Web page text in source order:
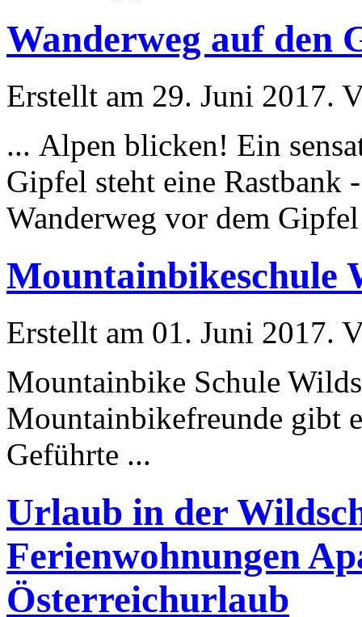
Wanderweg auf den
Erstellt am 29. Juni 2017.
... Alpen blicken! Ein
Gipfel steht eine
Wanderweg vor dem
Mountainbikeschule
Erstellt am 01. Juni 2017.
Mountainbike Schule
Mountainbikefreunde gibt
Geführte ...
Urlaub in der
Ferienwohnungen
Österreichurlaub